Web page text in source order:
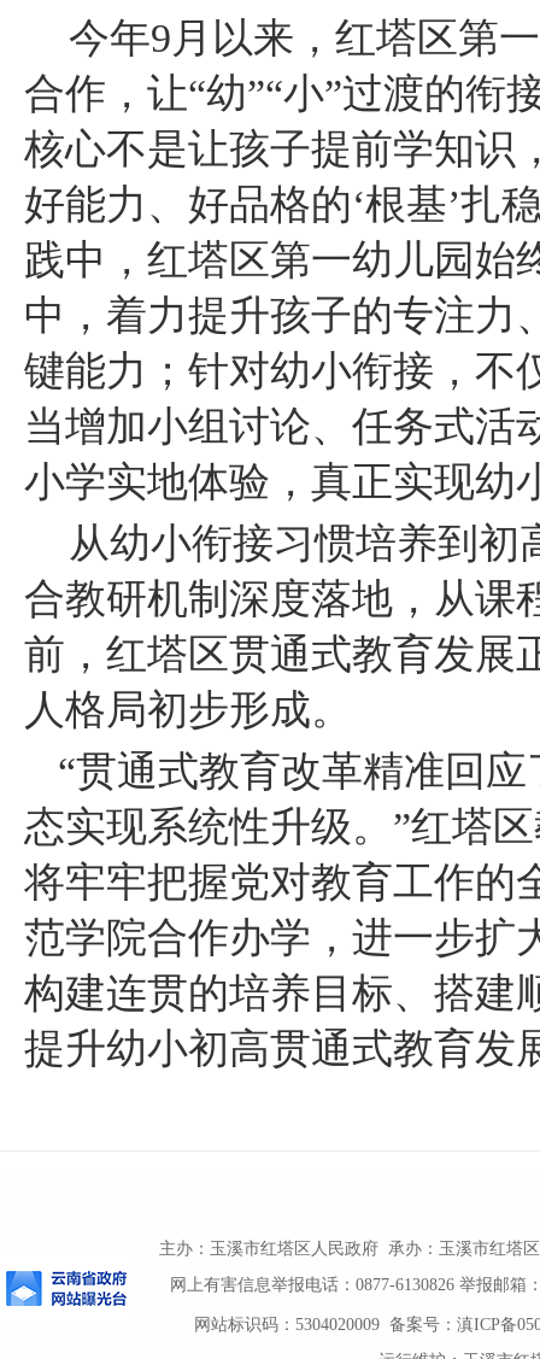
今年9月以来，红塔区第
合作，让“幼”“小”过渡的衔
核心不是让孩子提前学知识
好能力、好品格的‘根基’扎
践中，红塔区第一幼儿园始
中，着力提升孩子的专注力
键能力；针对幼小衔接，不
当增加小组讨论、任务式活
小学实地体验，真正实现幼
从幼小衔接习惯培养到
合教研机制深度落地，从课
前，红塔区贯通式教育发展
人格局初步形成。
“贯通式教育改革精准回
态实现系统性升级。”红塔
将牢牢把握党对教育工作的
范学院合作办学，进一步扩
构建连贯的培养目标、搭建
提升幼小初高贯通式教育发
主办：玉溪市红塔区人民政府 承办：玉溪市红塔
网上有害信息举报电话：0877-6130826 举报邮箱
网站标识码：5304020009 备案号：滇ICP备